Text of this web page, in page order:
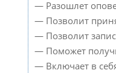
— Разошлет
— Позволит
— Позволит
— Поможет
— Включает в